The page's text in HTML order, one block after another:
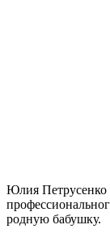
Юлия Петрусенко
родную бабушку.